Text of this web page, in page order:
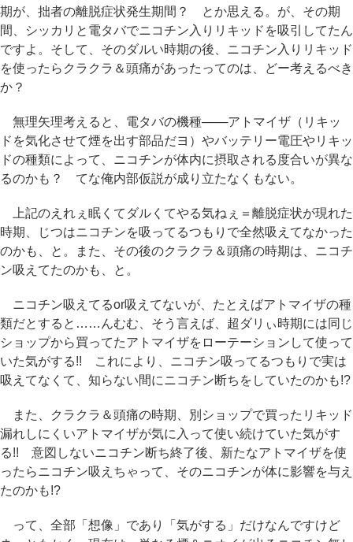
期が、拙者の離脱症状発生期間？ とか思える。が、その期
間、シッカリと電タバでニコチン入りリキッドを吸引してたん
ですよ。そして、そのダルい時期の後、ニコチン入りリキッド
を使ったらクラクラ＆頭痛があったってのは、どー考えるべき
か？
無理矢理考えると、電タバの機種───アトマイザ（リキッ
ドを気化させて煙を出す部品だヨ）やバッテリー電圧やリキッ
ドの種類によって、ニコチンが体内に摂取される度合いが異な
るのかも？ てな俺内部仮説が成り立たなくもない。
上記のえれぇ眠くてダルくてやる気ねぇ＝離脱症状が現れた
時期、じつはニコチンを吸ってるつもりで全然吸えてなかった
のかも、と。また、その後のクラクラ＆頭痛の時期は、ニコチ
ン吸えてたのかも、と。
ニコチン吸えてるor吸えてないが、たとえばアトマイザの種
類だとすると……んむむ、そう言えば、超ダリぃ時期には同じ
ショップから買ってたアトマイザをローテーションして使って
いた気がする!! これにより、ニコチン吸ってるつもりで実は
吸えてなくて、知らない間にニコチン断ちをしていたのかも!?
また、クラクラ＆頭痛の時期、別ショップで買ったリキッド
漏れしにくいアトマイザが気に入って使い続けていた気がす
る!! 意図しないニコチン断ち終了後、新たなアトマイザを使
ったらニコチン吸えちゃって、そのニコチンが体に影響を与え
たのかも!?
って、全部「想像」であり「気がする」だけなんですけど